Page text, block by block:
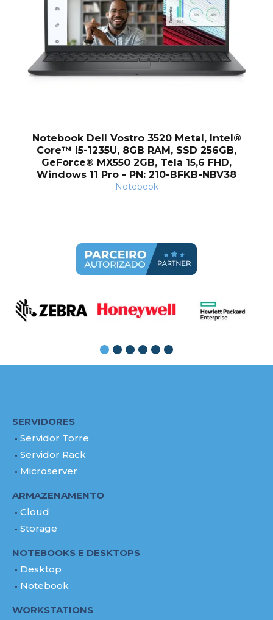
Notebook Dell Vostro 3520 Metal, Intel®
Core™ i5-1235U, 8GB RAM, SSD 256GB,
GeForce® MX550 2GB, Tela 15,6 FHD,
Windows 11 Pro - PN: 210-BFKB-NBV38
Notebook
SERVIDORES
Servidor Torre
Servidor Rack
Microserver
ARMAZENAMENTO
Cloud
Storage
NOTEBOOKS E DESKTOPS
Desktop
Notebook
WORKSTATIONS